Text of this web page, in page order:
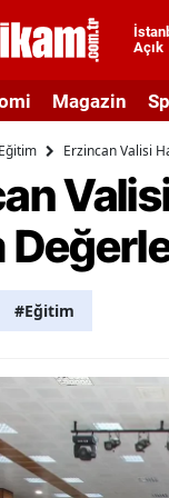
Açık
Magazin
Eğitim Erzincan Valisi
#Eğitim